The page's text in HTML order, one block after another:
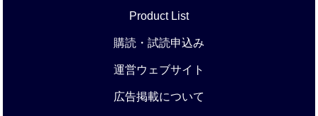
Product List
購読・試読申込み
運営ウェブサイト
広告掲載について